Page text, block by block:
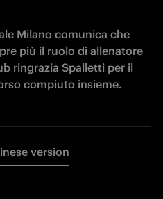
Milano comunica che
più il ruolo di allenatore
ringrazia Spalletti per il
compiuto insieme.
version